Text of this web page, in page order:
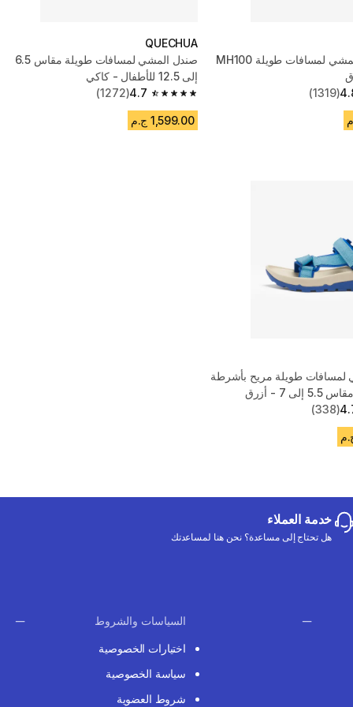
صنادل JR للمشي لمسافات طويلة MH100
(1319)
QUECHUA
صندل المشي لمسافات طويلة مقاس 6.5
إلى 12.5 للأطفال - كاكي
4.7
4.7 out of 5 stars from 1272 reviews
(1272)
1,599.00 ج.م
لمسافات طويلة مريح بأشرطة
7 - أزرق
(338)
خدمة العملاء
هل تحتاج إلى مساعدة؟ نحن هنا لمساعدتك
السياسات والشروط
اختيارات الخصوصية
سياسة الخصوصية
شروط العضوية